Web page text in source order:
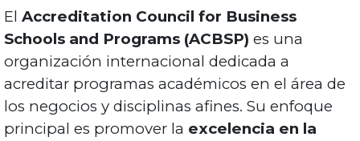
El Accreditation Council for Business
Schools and Programs (ACBSP) es una
organización internacional dedicada a
acreditar programas académicos en el área de
los negocios y disciplinas afines. Su enfoque
principal es promover la excelencia en la